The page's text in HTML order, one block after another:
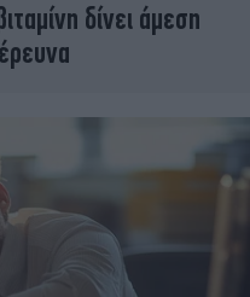
δίνει άμεση